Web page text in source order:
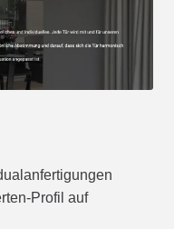
Profil auf